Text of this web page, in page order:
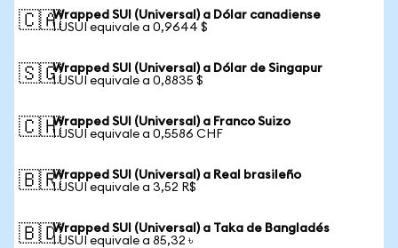
🇨🇦Wrapped SUI (Universal) a Dólar canadiense
1 USUI equivale a 0,9644 $
🇸🇬Wrapped SUI (Universal) a Dólar de Singapur
1 USUI equivale a 0,8835 $
🇨🇭Wrapped SUI (Universal) a Franco Suizo
1 USUI equivale a 0,5586 CHF
🇧🇷Wrapped SUI (Universal) a Real brasileño
1 USUI equivale a 3,52 R$
🇧🇩Wrapped SUI (Universal) a Taka de Bangladés
1 USUI equivale a 85,32 ৳